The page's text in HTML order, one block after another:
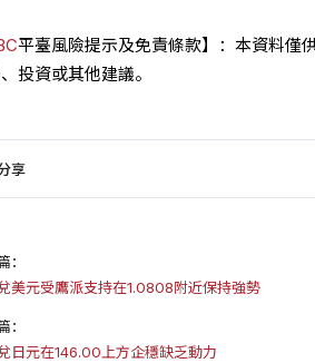
平臺風險提示及免責條款】：本資料僅
投資或其他建議。
享
：
美元受鷹派支持在1.0808附近保持強勢
：
日元在146.00上方企穩缺乏動力